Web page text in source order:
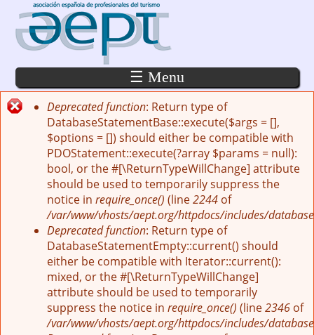
Pasar al contenido principal
☰ Menu
Mensaje de error
Deprecated function: Return type of
DatabaseStatementBase::execute($args = [],
$options = []) should either be compatible with
PDOStatement::execute(?array $params = null):
bool, or the #[\ReturnTypeWillChange] attribute
should be used to temporarily suppress the
notice in require_once() (line2244 of
/var/www/vhosts/aept.org/httpdocs/includes/
Deprecated function: Return type of
DatabaseStatementEmpty::current() should
either be compatible with Iterator::current():
mixed, or the #[\ReturnTypeWillChange]
attribute should be used to temporarily
suppress the notice in require_once() (line2346 of
/var/www/vhosts/aept.org/httpdocs/includes/